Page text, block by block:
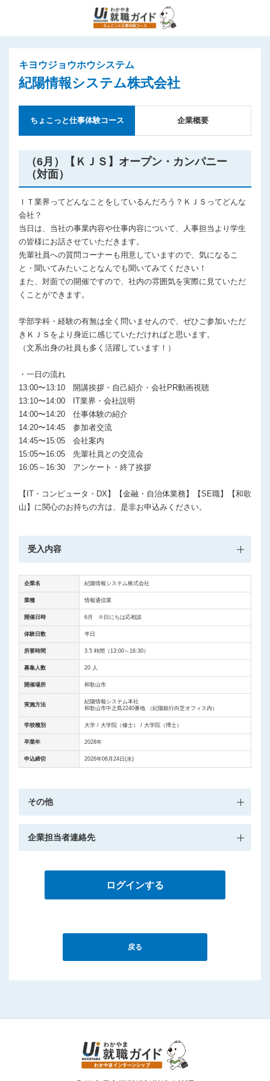
キヨウジョウホウシステム
紀陽情報システム株式会社
ちょこっと仕事体験コース 企業概要
（6月）【ＫＪＳ】オープン・カンパニー
（対面）
ＩＴ業界ってどんなことをしているんだろう？ＫＪＳってどんな
会社？
当日は、当社の事業内容や仕事内容について、人事担当より学生
の皆様にお話させていただきます。
先輩社員への質問コーナーも用意していますので、気になるこ
と・聞いてみたいことなんでも聞いてみてください！
また、対面での開催ですので、社内の雰囲気を実際に見ていただ
くことができます。
学部学科・経験の有無は全く問いませんので、ぜひご参加いただ
きＫＪＳをより身近に感じていただければと思います。
（文系出身の社員も多く活躍しています！）
・一日の流れ
13:00〜13:10 開講挨拶・自己紹介・会社PR動画視聴
13:10〜14:00 IT業界・会社説明
14:00〜14:20 仕事体験の紹介
14:20〜14:45 参加者交流
14:45〜15:05 会社案内
15:05〜16:05 先輩社員との交流会
16:05～16:30 アンケート・終了挨拶
【IT・コンピュータ・DX】【金融・自治体業務】【SE職】【和歌
山】に関心のお持ちの方は、是非お申込みください。
受入内容
企業名 紀陽情報システム株式会社
業種 情報通信業
開催日時 6月 ※日にちは応相談
体験日数 半日
所要時間 3.5 時間（13:00～16:30）
募集人数 20 人
開催場所 和歌山市
実施方法
紀陽情報システム本社
和歌山市中之島2240番地 （紀陽銀行向芝オフィス内）
学校種別 大学 / 大学院（修士） / 大学院（博士）
卒業年 2028年
申込締切 2026年06月24日(水)
その他
企業担当者連絡先
ログインする
戻る